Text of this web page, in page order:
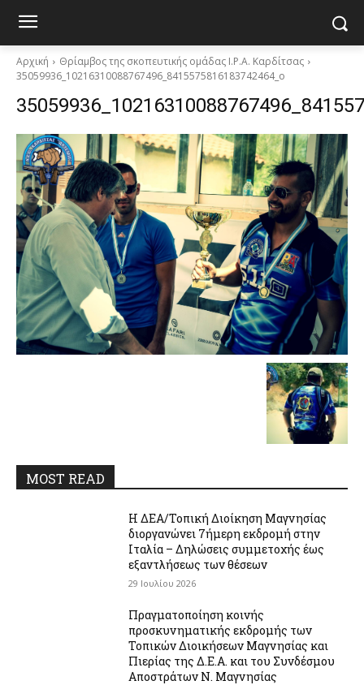
Αρχική
Θρίαμβος της σκοπευτικής ομάδας I.P.A. Καρδίτσας
35059936_10216310088767496_8415575816183742464_o
MOST READ
Η ΔΕΑ/Τοπική Διοίκηση Μαγνησίας
διοργανώνει 7ήμερη εκδρομή στην
Ιταλία – Δηλώσεις συμμετοχής έως
εξαντλήσεως των θέσεων
29 Ιουλίου 2026
Πραγματοποίηση κοινής
προσκυνηματικής εκδρομής των
Τοπικών Διοικήσεων Μαγνησίας και
Πιερίας της Δ.Ε.Α. και του Συνδέσμου
Αποστράτων Ν. Μαγνησίας